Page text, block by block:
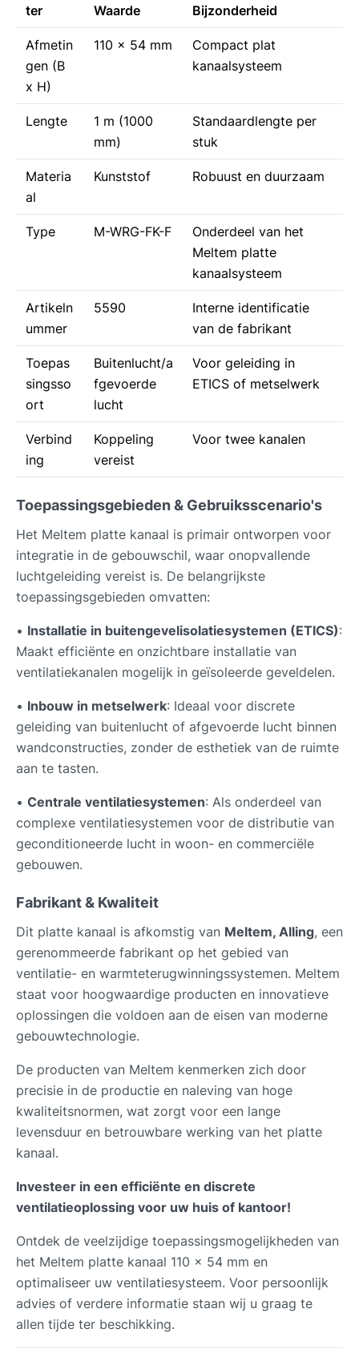
ter
Waarde
Bijzonderheid
Afmetin
gen (B
x H)
110 x 54 mm
Compact plat
kanaalsysteem
Lengte
1 m (1000
mm)
Standaardlengte per
stuk
Materia
al
Kunststof Robuust en duurzaam
Type M-WRG-FK-F
Onderdeel van het
Meltem platte
kanaalsysteem
Artikeln
ummer
5590
Interne identificatie
van de fabrikant
Toepas
singsso
ort
Buitenlucht/a
fgevoerde
lucht
Voor geleiding in
ETICS of metselwerk
Verbind
ing
Koppeling
vereist
Voor twee kanalen
Toepassingsgebieden & Gebruiksscenario's
Het Meltem platte kanaal is primair ontworpen voor
integratie in de gebouwschil, waar onopvallende
luchtgeleiding vereist is. De belangrijkste
toepassingsgebieden omvatten:
• Installatie in buitengevelisolatiesystemen (ETICS):
Maakt efficiënte en onzichtbare installatie van
ventilatiekanalen mogelijk in geïsoleerde geveldelen.
• Inbouw in metselwerk: Ideaal voor discrete
geleiding van buitenlucht of afgevoerde lucht binnen
wandconstructies, zonder de esthetiek van de ruimte
aan te tasten.
• Centrale ventilatiesystemen: Als onderdeel van
complexe ventilatiesystemen voor de distributie van
geconditioneerde lucht in woon- en commerciële
gebouwen.
Fabrikant & Kwaliteit
Dit platte kanaal is afkomstig van Meltem, Alling, een
gerenommeerde fabrikant op het gebied van
ventilatie- en warmteterugwinningssystemen. Meltem
staat voor hoogwaardige producten en innovatieve
oplossingen die voldoen aan de eisen van moderne
gebouwtechnologie.
De producten van Meltem kenmerken zich door
precisie in de productie en naleving van hoge
kwaliteitsnormen, wat zorgt voor een lange
levensduur en betrouwbare werking van het platte
kanaal.
Investeer in een efficiënte en discrete
ventilatieoplossing voor uw huis of kantoor!
Ontdek de veelzijdige toepassingsmogelijkheden van
het Meltem platte kanaal 110 x 54 mm en
optimaliseer uw ventilatiesysteem. Voor persoonlijk
advies of verdere informatie staan wij u graag te
allen tijde ter beschikking.